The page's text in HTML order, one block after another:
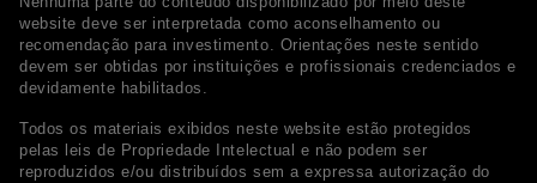
website deve ser interpretada como aconselhamento ou
recomendação para investimento. Orientações neste sentido
devem ser obtidas por instituições e profissionais credenciados e
devidamente habilitados.
Todos os materiais exibidos neste website estão protegidos
pelas leis de Propriedade Intelectual e não podem ser
reproduzidos e/ou distribuídos sem a expressa autorização do